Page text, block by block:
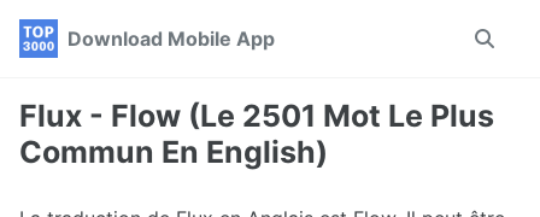
Skip
navigation
Skip
Skip
Download Mobile App
Toggle
Flux - Flow (Le 2501 Mot Le Plus
Commun En English)